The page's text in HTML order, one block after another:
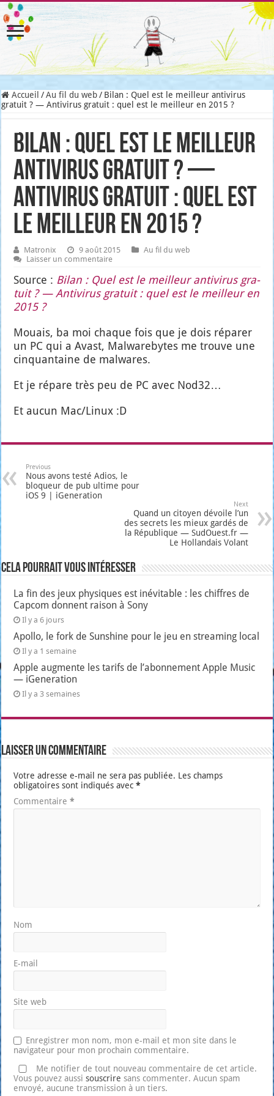
Accueil / Au fil du web / Bilan : Quel est le meilleur antivirus
gratuit ? — Antivirus gratuit : quel est le meilleur en 2015 ?
Bilan : Quel est le meilleur
antivirus gratuit ? —
Antivirus gratuit : quel est
le meilleur en 2015 ?
Matronix 9 août 2015
Au fil du web
Laisser un commentaire
Source : Bilan : Quel est le meilleur anti­vi­rus gra­
tuit ? — Anti­vi­rus gra­tuit : quel est le meilleur en
2015 ?
Mouais, ba moi chaque fois que je dois répa­rer
un PC qui a Avast, Mal­wa­re­bytes me trouve une
cin­quan­taine de mal­wares.
Et je répare très peu de PC avec Nod32…
Et aucun Mac/Linux :D
Previous
Nous avons testé Adios, le
bloqueur de pub ultime pour
iOS 9 | iGeneration
Next
Quand un citoyen dévoile l’un
des secrets les mieux gardés de
la République — SudOuest.fr —
Le Hollandais Volant
Cela pourrait vous intéresser
La fin des jeux physiques est inévitable : les chiffres de
Capcom donnent raison à Sony
Il y a 6 jours
Apollo, le fork de Sunshine pour le jeu en streaming local
Il y a 1 semaine
Apple augmente les tarifs de l’abonnement Apple Music
— iGeneration
Il y a 3 semaines
Laisser un commentaire
Votre adresse e-mail ne sera pas publiée. Les champs
obligatoires sont indiqués avec*
Commentaire*
Nom
E-mail
Site web
Enregistrer mon nom, mon e-mail et mon site dans le
navigateur pour mon prochain commentaire.
Me notifier de tout nouveau commentaire de cet article.
Vous pouvez aussisouscrire sans commenter. Aucun spam
envoyé, aucune transmission à un tiers.